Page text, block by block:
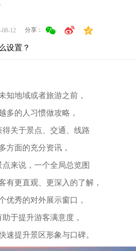
08-12 分享：
设置？
知地域或者旅游之前，
多的人习惯做攻略，
得关于景点、交通、线路
方面的充分资讯，
来说，一个全局总览图
有更直观、更深入的了解，
优秀的对外展示窗口，
于提升游客满意度，
速提升景区形象与口碑。